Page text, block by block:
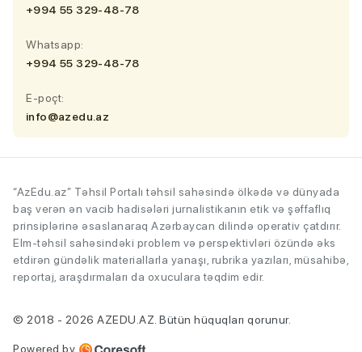
+994 55 329-48-78
Whatsapp:
+994 55 329-48-78
E-poçt:
info@azedu.az
“AzEdu.az” Təhsil Portalı təhsil sahəsində ölkədə və dünyada
baş verən ən vacib hadisələri jurnalistikanın etik və şəffaflıq
prinsiplərinə əsaslanaraq Azərbaycan dilində operativ çatdırır.
Elm-təhsil sahəsindəki problem və perspektivləri özündə əks
etdirən gündəlik materiallarla yanaşı, rubrika yazıları, müsahibə,
reportaj, araşdırmaları da oxuculara təqdim edir.
© 2018 - 2026 AZEDU.AZ. Bütün hüquqları qorunur.
Powered by